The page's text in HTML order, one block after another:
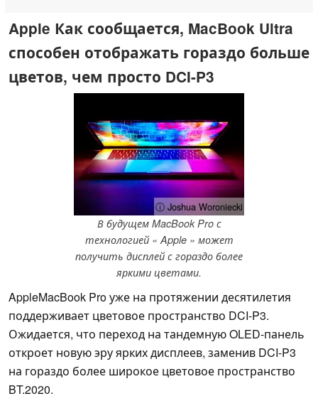
Apple Как сообщается, MacBook Ultra
способен отображать гораздо больше
цветов, чем просто DCI-P3
ⓘ Joshua Woroniecki
В будущем MacBook Pro с
технологией « Apple » может
получить дисплей с гораздо более
яркими цветами.
AppleMacBook Pro уже на протяжении десятилетия
поддерживает цветовое пространство DCI-P3.
Ожидается, что переход на тандемную OLED-панель
откроет новую эру ярких дисплеев, заменив DCI-P3
на гораздо более широкое цветовое пространство
BT.2020.